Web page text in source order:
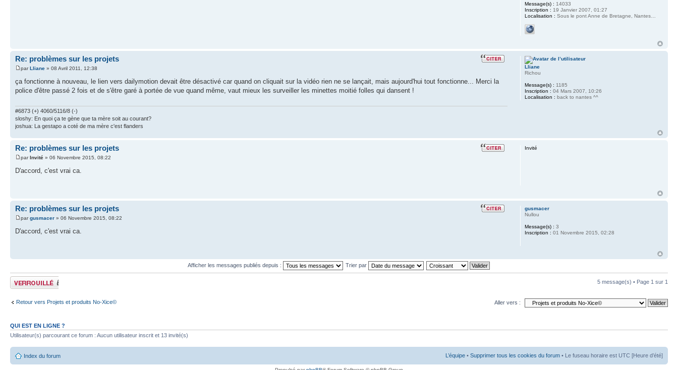
Message(s) : 14033
Inscription : 19 Janvier 2007, 01:27
Localisation : Sous le pont Anne de Bretagne, Nantes…
Re: problèmes sur les projets
parLliane » 08 Avril 2011, 12:38
ça fonctionne à nouveau, le lien vers dailymotion devait être désactivé car quand on cliquait sur la vidéo rien ne se lançait, mais aujourd'hui tout fonctionne... Merci la
police d'être passé 2 fois et de s'être garé à portée de vue quand même, vaut mieux les surveiller les minettes moitié folles qui dansent !
#6873 (+) 4060/5116/8 (-)
sloshy: En quoi ça te gène que ta mère soit au courant?
joshua: La gestapo a coté de ma mère c'est flanders
Lliane
Richou
Message(s) : 1185
Inscription : 04 Mars 2007, 10:26
Localisation : back to nantes ^^
Re: problèmes sur les projets
par Invité » 06 Novembre 2015, 08:22
D'accord, c'est vrai ca.
Invité
Re: problèmes sur les projets
pargusmacer » 06 Novembre 2015, 08:22
D'accord, c'est vrai ca.
gusmacer
Nullou
Message(s) : 3
Inscription : 01 Novembre 2015, 02:28
Afficher les messages publiés depuis : Trier par
Sujet verrouillé 5 message(s) • Page 1 sur 1
Retour vers Projets et produits No-Xice© Aller vers :
QUI EST EN LIGNE ?
Utilisateur(s) parcourant ce forum : Aucun utilisateur inscrit et 13 invité(s)
Index du forum L’équipe • Supprimer tous les cookies du forum • Le fuseau horaire est UTC [Heure d’été]